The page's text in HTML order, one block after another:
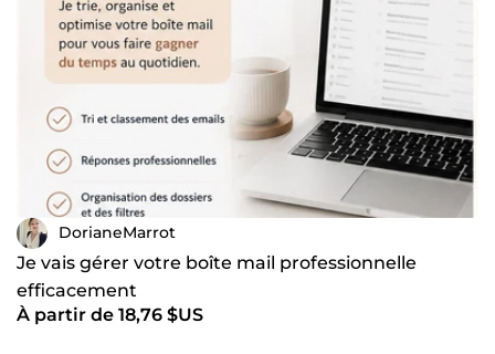
DorianeMarrot
Je vais gérer votre boîte mail professionnelle
efficacement
À partir de 18,76 $US